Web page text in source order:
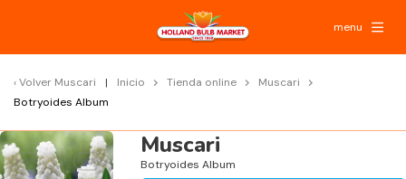
menu
Volver Muscari Inicio Tienda online
Muscari
Botryoides Album
Muscari
Botryoides Album